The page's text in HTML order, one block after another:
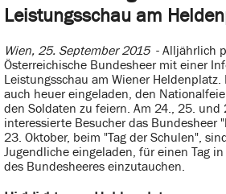
Leistungsschau am
Wien, 25. September 2015 - Alljährlich
Österreichische Bundesheer mit einer
Leistungsschau am Wiener
auch heuer eingeladen, den
den Soldaten zu feiern. Am 24., 25. und
interessierte Besucher das Bundesheer
23. Oktober, beim "Tag der Schulen",
Jugendliche eingeladen, für einen Tag
des Bundesheeres einzutauchen.